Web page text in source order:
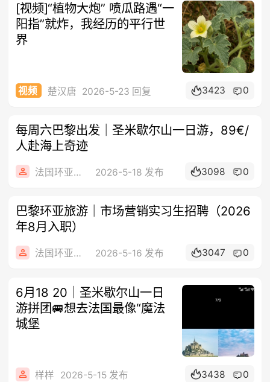
[视频]“植物大炮” 喷瓜路遇“一
阳指”就炸，我经历的平行世
界
视频 楚汉唐 2026-5-23 回复 3423 0
每周六巴黎出发｜圣米歇尔山一日游，89€/
人赴海上奇迹
法国环亚旅游 2026-5-18 发布 3098 0
巴黎环亚旅游｜市场营销实习生招聘（2026
年8月入职）
法国环亚旅游 2026-5-16 发布 3047 0
6月18 20｜圣米歇尔山一日
游拼团🚐想去法国最像“魔法
城堡
样样 2026-5-15 发布 3438 0